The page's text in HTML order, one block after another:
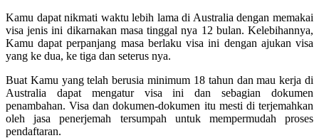
Kamu dapat nikmati waktu lebih lama di Australia dengan memakai
visa jenis ini dikarnakan masa tinggal nya 12 bulan. Kelebihannya,
Kamu dapat perpanjang masa berlaku visa ini dengan ajukan visa
yang ke dua, ke tiga dan seterus nya.
Buat Kamu yang telah berusia minimum 18 tahun dan mau kerja di
Australia dapat mengatur visa ini dan sebagian dokumen
penambahan. Visa dan dokumen-dokumen itu mesti di terjemahkan
oleh jasa penerjemah tersumpah untuk mempermudah proses
pendaftaran.